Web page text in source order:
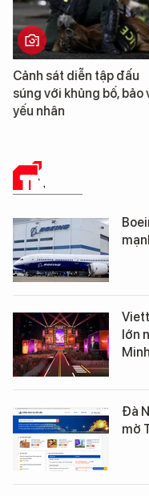
Cảnh sát diễn tập đấu
súng với khủng bố, bảo
yếu nhân
TIN TỨC
lớn
Minh
Đà
mở